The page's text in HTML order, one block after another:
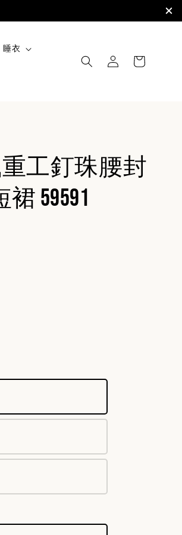
睡衣
重工釘珠腰封
59591